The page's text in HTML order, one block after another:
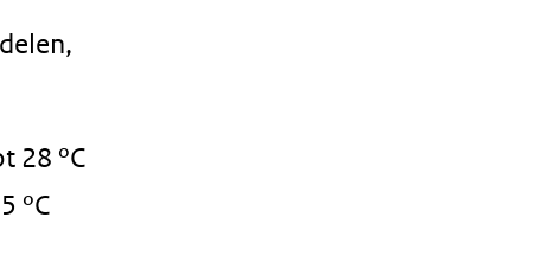
28 ºC
ºC